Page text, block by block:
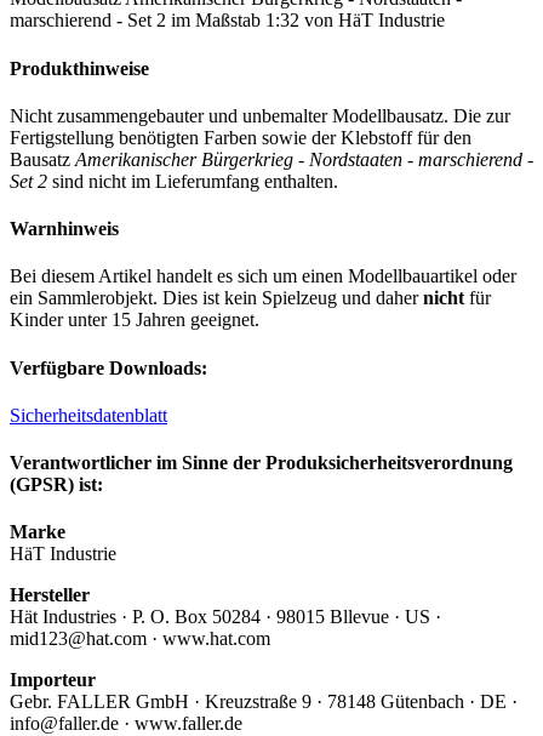
marschierend - Set 2 im Maßstab 1:32 von HäT Industrie
Produkthinweise
Nicht zusammengebauter und unbemalter Modellbausatz. Die zur
Fertigstellung benötigten Farben sowie der Klebstoff für den
Bausatz Amerikanischer Bürgerkrieg - Nordstaaten - marschierend -
Set 2 sind nicht im Lieferumfang enthalten.
Warnhinweis
Bei diesem Artikel handelt es sich um einen Modellbauartikel oder
ein Sammlerobjekt. Dies ist kein Spielzeug und dahernicht für
Kinder unter 15 Jahren geeignet.
Verfügbare Downloads:
Sicherheitsdatenblatt
Verantwortlicher im Sinne der Produksicherheitsverordnung
(GPSR) ist:
Marke
HäT Industrie
Hersteller
Hät Industries · P. O. Box 50284 · 98015 Bllevue · US ·
mid123@hat.com · www.hat.com
Importeur
Gebr. FALLER GmbH · Kreuzstraße 9 · 78148 Gütenbach · DE ·
info@faller.de · www.faller.de